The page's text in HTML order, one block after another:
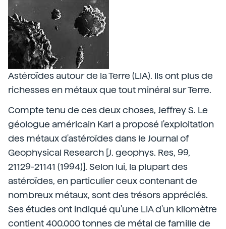
Astéroïdes autour de la Terre (LIA). Ils ont plus de
richesses en métaux que tout minéral sur Terre.
Compte tenu de ces deux choses, Jeffrey S. Le
géologue américain Karl a proposé l'exploitation
des métaux d'astéroïdes dans le Journal of
Geophysical Research [J. geophys. Res, 99,
21129-21141 (1994)]. Selon lui, la plupart des
astéroïdes, en particulier ceux contenant de
nombreux métaux, sont des trésors appréciés.
Ses études ont indiqué qu'une LIA d'un kilomètre
contient 400.000 tonnes de métal de famille de